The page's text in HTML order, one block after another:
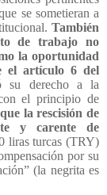
se sometieran a
También
de trabajo no
la oportunidad
el artículo 6 del
su derecho a la
el principio de
la rescisión de
y carente de
liras turcas (TRY)
por su
(la negrita es